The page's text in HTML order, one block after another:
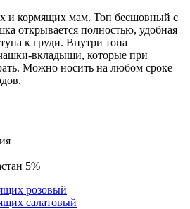
и кормящих мам. Топ бесшовный с
открывается полностью, удобная
к груди. Внутри топа
вкладыши, которые при
Можно носить на любом сроке
5%
розовый
салатовый